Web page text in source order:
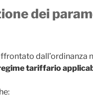
dei
dall’ordinanza
tariffario